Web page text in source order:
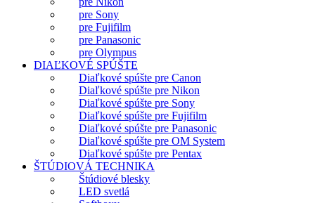
pre Sony
pre Fujifilm
pre Panasonic
pre Olympus
DIAĽKOVÉ SPÚŠTE
Diaľkové spúšte pre Canon
Diaľkové spúšte pre Nikon
Diaľkové spúšte pre Sony
Diaľkové spúšte pre Fujifilm
Diaľkové spúšte pre Panasonic
Diaľkové spúšte pre OM System
Diaľkové spúšte pre Pentax
ŠTÚDIOVÁ TECHNIKA
Štúdiové blesky
LED svetlá